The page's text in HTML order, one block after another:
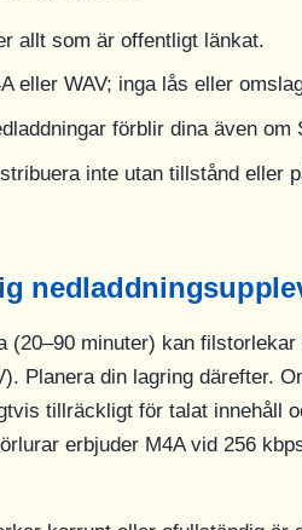
allt som är offentligt länkat.
eller WAV; inga lås eller
förblir dina även om
inte utan tillstånd eller
(20–90 minuter) kan
Planera din lagring därefter.
tillräckligt för talat innehåll
erbjuder M4A vid 256